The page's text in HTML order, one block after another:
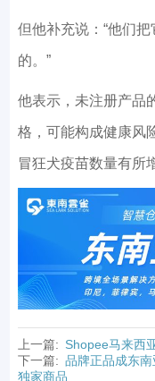
但他补充说：“他们
的。”
他表示，未注册产品
格，可能构成健康风
冒狂犬疫苗数量有所
上一篇: Shopee马来西
下一篇: 品牌正品成东
独家商品